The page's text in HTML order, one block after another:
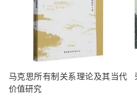
马克思所有制关系理论及其当代
价值研究